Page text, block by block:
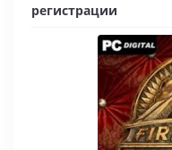
регистрации